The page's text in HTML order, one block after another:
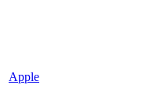
Apple